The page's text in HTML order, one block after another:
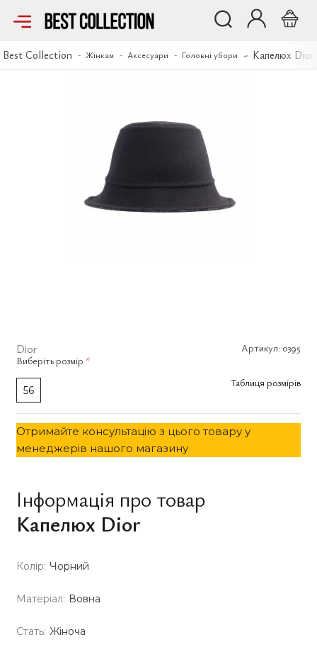
Best Collection Жінкам Аксесуари Головні убори Капелюх Dior
Капелюх Dior
Dior Артикул: 0395
Виберіть розмір *
56
Таблиця розмірів
Отримайте консультацію з цього товару у
менеджерів нашого магазину
Інформація про товар
Капелюх Dior
Колір: Чорний
Матеріал: Вовна
Стать: Жіноча